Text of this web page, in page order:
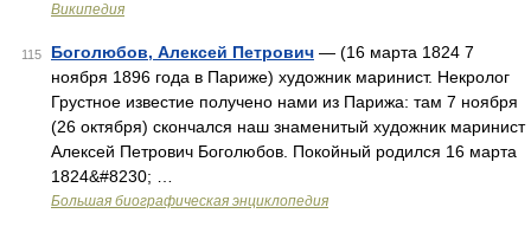
Википедия
115 Боголюбов, Алексей Петрович — (16 марта 1824 7
ноября 1896 года в Париже) художник маринист. Некролог
Грустное известие получено нами из Парижа: там 7 ноября
(26 октября) скончался наш знаменитый художник маринист
Алексей Петрович Боголюбов. Покойный родился 16 марта
1824&#8230; …
Большая биографическая энциклопедия